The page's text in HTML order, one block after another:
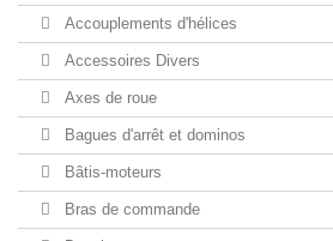
Accouplements d'hélices
Accessoires Divers
Axes de roue
Bagues d'arrêt et dominos
Bâtis-moteurs
Bras de commande